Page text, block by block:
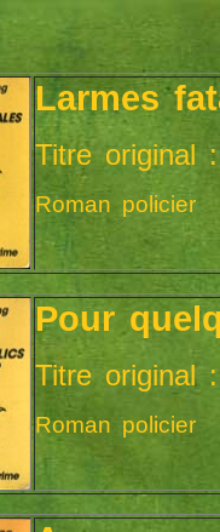
Larmes
Titre original
Roman policier
Pour
Titre original
Roman policier